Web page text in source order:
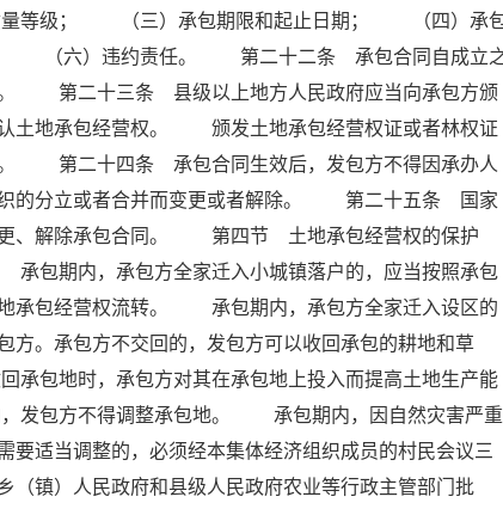
量等级； （三）承包期限和起止日期； （四）承
（六）违约责任。 第二十二条 承包合同自成立
。 第二十三条 县级以上地方人民政府应当向承包方颁
认土地承包经营权。 颁发土地承包经营权证或者林权证
。 第二十四条 承包合同生效后，发包方不得因承办人
织的分立或者合并而变更或者解除。 第二十五条 国家
更、解除承包合同。 第四节 土地承包经营权的保护
期内，承包方全家迁入小城镇落户的，应当按照承包
地承包经营权流转。 承包期内，承包方全家迁入设区的
方。承包方不交回的，发包方可以收回承包的耕地和草
包地时，承包方对其在承包地上投入而提高土地生产能
包方不得调整承包地。 承包期内，因自然灾害严重
要适当调整的，必须经本集体经济组织成员的村民会议三
（镇）人民政府和县级人民政府农业等行政主管部门批